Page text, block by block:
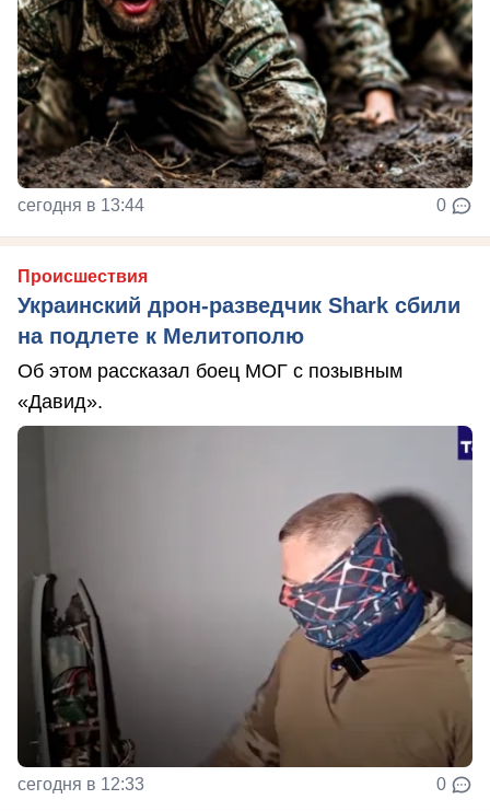
сегодня в 13:44 0
Происшествия
Украинский дрон-разведчик Shark сбили
на подлете к Мелитополю
Об этом рассказал боец МОГ с позывным
«Давид».
сегодня в 12:33 0